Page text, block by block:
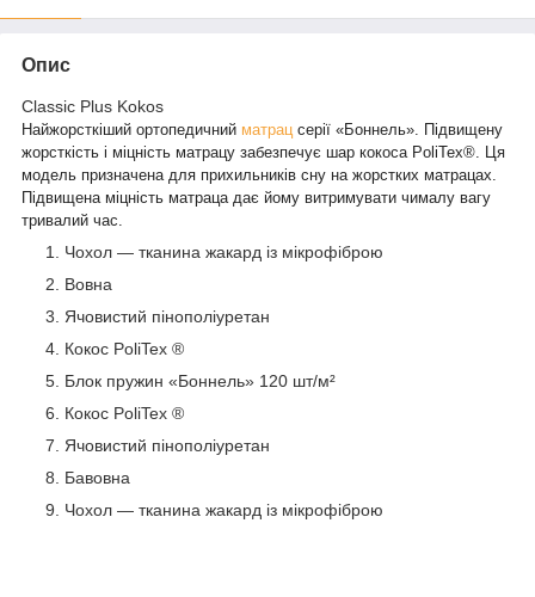
Опис
Classic Plus Kokos
Найжорсткіший ортопедичний матрац серії «Боннель». Підвищену
жорсткість і міцність матрацу забезпечує шар кокоса PoliTex®. Ця
модель призначена для прихильників сну на жорстких матрацах.
Підвищена міцність матраца дає йому витримувати чималу вагу
тривалий час.
Чохол — тканина жакард із мікрофіброю
Вовна
Ячовистий пінополіуретан
Кокос PoliTex ®
Блок пружин «Боннель» 120 шт/м²
Кокос PoliTex ®
Ячовистий пінополіуретан
Бавовна
Чохол — тканина жакард із мікрофіброю